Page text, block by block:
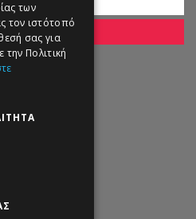
ΕΓΓΡΑΦΗ
των
τον ιστότοπό
σας για
Πολιτική